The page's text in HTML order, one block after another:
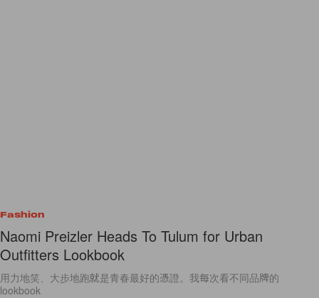
Fashion
Naomi Preizler Heads To Tulum for Urban
Outfitters Lookbook
用力地笑、大步地跑就是青春最好的憑證。我每次看不同品牌的
lookbook